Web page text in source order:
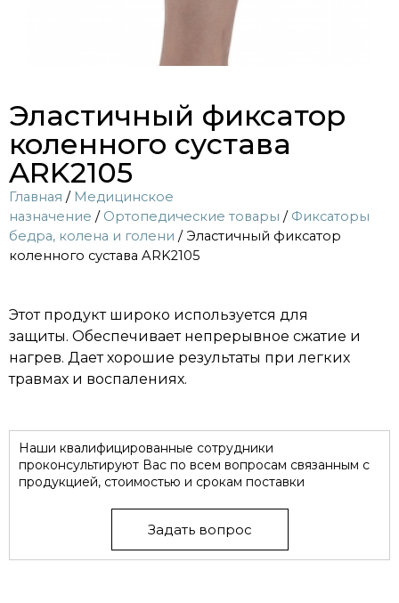
Эластичный фиксатор
коленного сустава
ARK2105
Главная / Медицинское
назначение / Ортопедические товары / Фиксаторы
бедра, колена и голени / Эластичный фиксатор
коленного сустава ARK2105
Этот продукт широко используется для
защиты. Обеспечивает непрерывное сжатие и
нагрев. Дает хорошие результаты при легких
травмах и воспалениях.
Наши квалифицированные сотрудники
проконсультируют Вас по всем вопросам связанным с
продукцией, стоимостью и срокам поставки
Задать вопрос